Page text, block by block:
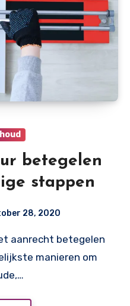
betegelen
stappen
28, 2020
manieren om